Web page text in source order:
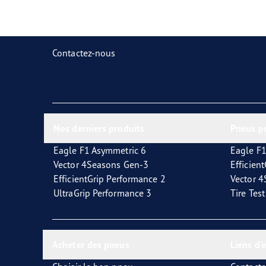
Contactez-nous
Eagle F1 Asymmetric 6
Vector 4Seasons Gen-3
EfficientGrip Performance 2
UltraGrip Performance 3
Eagle
Vector
Tire